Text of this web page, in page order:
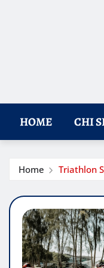
HOME CHI
Home Triathlon